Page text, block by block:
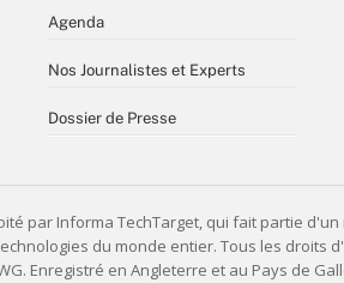
Agenda
Nos Journalistes et Experts
Dossier de Presse